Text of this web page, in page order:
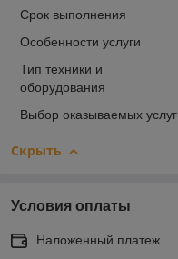
Срок выполнения
Особенности услуги
Тип техники и
оборудования
Выбор оказываемых услуг
Скрыть
Условия оплаты
Наложенный платеж